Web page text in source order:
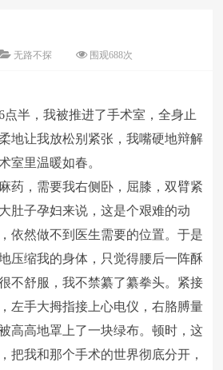
无路不探 围观688次
点半，我被推进了手术室，全身止
地让我放松别紧张，我嘴硬地辩解
室里温暖如春。
药，需要我右侧卧，屈膝，双臂紧
肚子孕妇来说，这是个艰难的动
依然做不到医生需要的位置。于是
压缩我的身体，只觉得腰后一阵酥
不舒服，我不禁纂了纂拳头。紧接
左手大拇指接上心电仪，右胳膊量
高高地罩上了一块绿布。顿时，这
把我和那个手术的世界彻底分开，